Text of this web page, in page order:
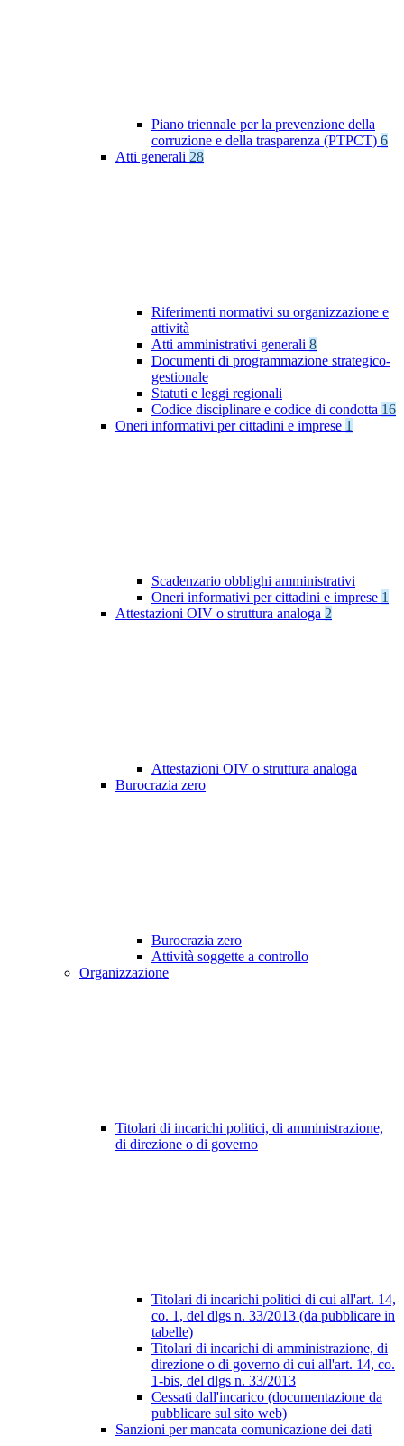
Piano triennale per la prevenzione della
corruzione e della trasparenza (PTPCT) 6
Atti generali 28
Riferimenti normativi su organizzazione e
attività
Atti amministrativi generali 8
Documenti di programmazione strategico-
gestionale
Statuti e leggi regionali
Codice disciplinare e codice di condotta 16
Oneri informativi per cittadini e imprese 1
Scadenzario obblighi amministrativi
Oneri informativi per cittadini e imprese 1
Attestazioni OIV o struttura analoga 2
Attestazioni OIV o struttura analoga
Burocrazia zero
Burocrazia zero
Attività soggette a controllo
Organizzazione
Titolari di incarichi politici, di amministrazione,
di direzione o di governo
Titolari di incarichi politici di cui all'art. 14,
co. 1, del dlgs n. 33/2013 (da pubblicare in
tabelle)
Titolari di incarichi di amministrazione, di
direzione o di governo di cui all'art. 14, co.
1-bis, del dlgs n. 33/2013
Cessati dall'incarico (documentazione da
pubblicare sul sito web)
Sanzioni per mancata comunicazione dei dati